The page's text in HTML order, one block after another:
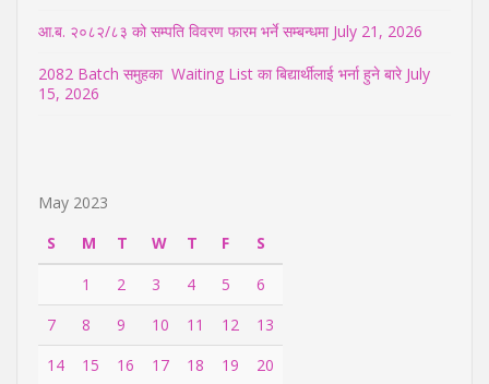
आ.ब. २०८२/८३ को सम्पति विवरण फारम भर्ने सम्बन्धमा July 21, 2026
2082 Batch समुहका Waiting List का बिद्यार्थीलाई भर्ना हुने बारे July
15, 2026
May 2023
S
M T W T F
S
1
2 3 4 5
6
7
8 9 10 11 12
13
14
15 16 17 18 19 20